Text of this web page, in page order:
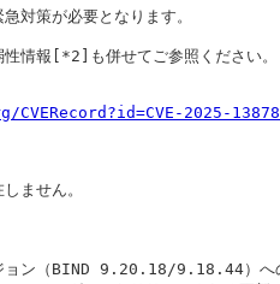
対策が必要となります。
情報[*2]も併せてご参照ください。
2025-13878
ません。
ョン（BIND 9.20.18/9.18.44）へ